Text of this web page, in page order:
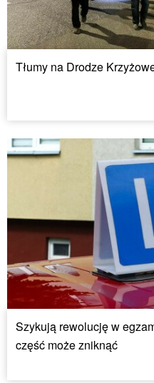
Tłumy na Drodze
Szykują rewolucję w
część może zniknąć